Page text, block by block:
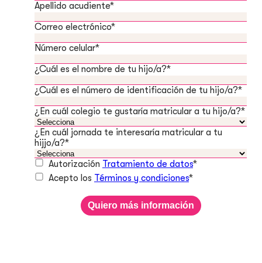
Apellido acudiente*
Correo electrónico*
Número celular*
¿Cuál es el nombre de tu hijo/a?*
¿Cuál es el número de identificación de tu hijo/a?*
¿En cuál colegio te gustaría matricular a tu hijo/a?*
¿En cuál jornada te interesaría matricular a tu
hijjo/a?*
Autorización Tratamiento de datos*
Acepto los Términos y condiciones*